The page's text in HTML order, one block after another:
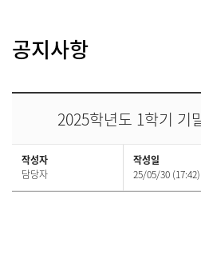
공지사항
2025학년도 1학기 기
작성자
담당자
작성일
25/05/30 (17:42)